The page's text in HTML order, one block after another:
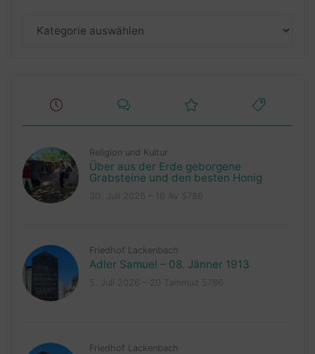
Religion und Kultur
Über aus der Erde geborgene
Grabsteine und den besten Honig
Friedhof Lackenbach
Adler Samuel – 08. Jänner 1913
Friedhof Lackenbach